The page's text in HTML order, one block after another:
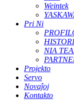
Weintek
Pri Ni
NIA
Projekto
Servo
Novaĵoj
Kontakto